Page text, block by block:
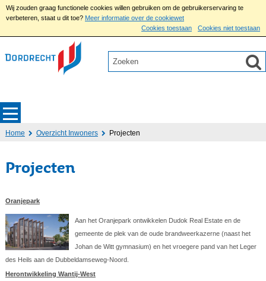
Wij zouden graag functionele cookies willen gebruiken om de gebruikerservaring te
verbeteren, staat u dit toe? Meer informatie over de cookiewet
Cookies toestaan
Cookies niet toestaan
Home Overzicht Inwoners Projecten
Projecten
Oranjepark
Aan het Oranjepark ontwikkelen Dudok Real Estate en de
gemeente de plek van de oude brandweerkazerne (naast het
Johan de Witt gymnasium) en het vroegere pand van het Leger
des Heils aan de Dubbeldamseweg-Noord.
Herontwikkeling Wantij-West